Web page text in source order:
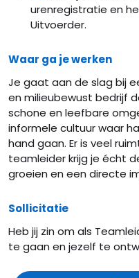
urenregistratie en
Uitvoerder.
Waar ga je werken
Je gaat aan de slag bij
en milieubewust bedrijf
schone en leefbare
informele cultuur waar
hand gaan. Er is veel
teamleider krijg je écht
groeien en een directe
Sollicitatie
Heb jij zin om als
te gaan en jezelf te